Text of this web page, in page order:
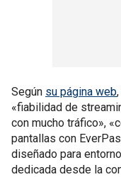
Según su página web
«fiabilidad de
con mucho tráfico»,
pantallas con
diseñado para
dedicada desde la